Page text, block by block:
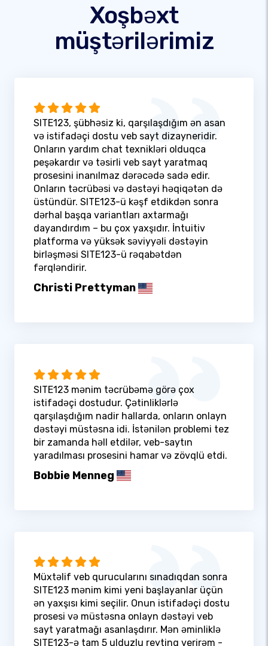
Xoşbəxt
müştərilərimiz
SITE123, şübhəsiz ki, qarşılaşdığım ən asan
və istifadəçi dostu veb sayt dizayneridir.
Onların yardım chat texnikləri olduqca
peşəkardır və təsirli veb sayt yaratmaq
prosesini inanılmaz dərəcədə sadə edir.
Onların təcrübəsi və dəstəyi həqiqətən də
üstündür. SITE123-ü kəşf etdikdən sonra
dərhal başqa variantları axtarmağı
dayandırdım – bu çox yaxşıdır. İntuitiv
platforma və yüksək səviyyəli dəstəyin
birləşməsi SITE123-ü rəqabətdən
fərqləndirir.
Christi Prettyman
SITE123 mənim təcrübəmə görə çox
istifadəçi dostudur. Çətinliklərlə
qarşılaşdığım nadir hallarda, onların onlayn
dəstəyi müstəsna idi. İstənilən problemi tez
bir zamanda həll etdilər, veb-saytın
yaradılması prosesini hamar və zövqlü etdi.
Bobbie Menneg
Müxtəlif veb qurucularını sınadıqdan sonra
SITE123 mənim kimi yeni başlayanlar üçün
ən yaxşısı kimi seçilir. Onun istifadəçi dostu
prosesi və müstəsna onlayn dəstəyi veb
sayt yaratmağı asanlaşdırır. Mən əminliklə
SITE123-ə tam 5 ulduzlu reytinq verirəm -